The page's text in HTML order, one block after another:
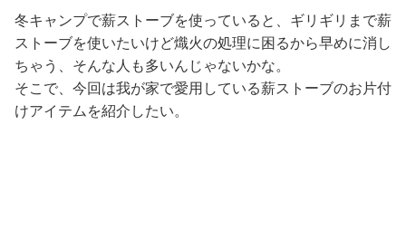
冬キャンプで薪ストーブを使っていると、ギリギリまで薪
ストーブを使いたいけど熾火の処理に困るから早めに消し
ちゃう、そんな人も多いんじゃないかな。
そこで、今回は我が家で愛用している薪ストーブのお片付
けアイテムを紹介したい。